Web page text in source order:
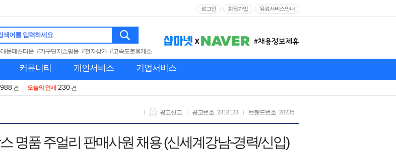
로그인 회원가입 유료서비스안내
색어를 입력하세요
문패션타운 #가구단지쇼핑몰 #전자상가 #고속도로휴게소
커뮤니티 개인서비스 기업서비스
건 오늘의 인재 230 건
브랜드번호 : 28235
공고번호 : 2318123
공고신고
명품 주얼리 판매사원 채용 (신세계강남-경력/신입)